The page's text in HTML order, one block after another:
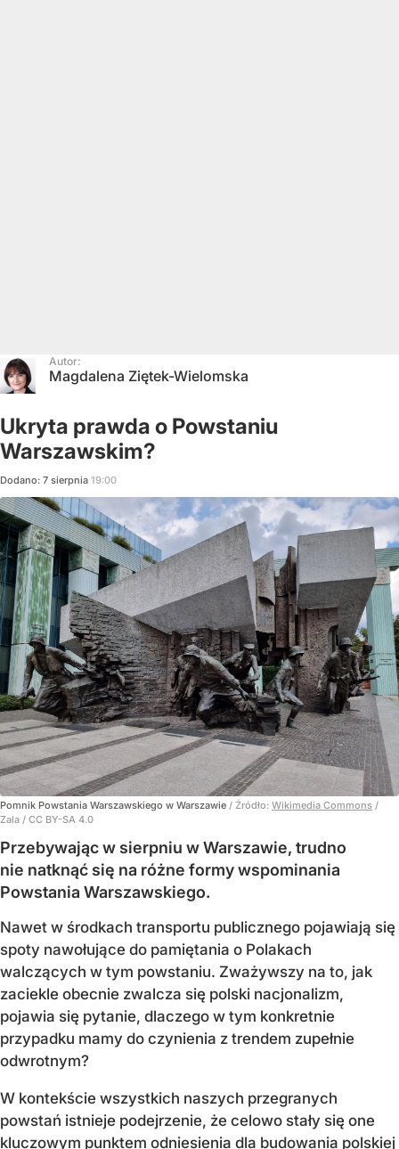
Autor:
Magdalena Ziętek-Wielomska
Ukryta prawda o Powstaniu
Warszawskim?
Dodano: 7 sierpnia 19:00
Pomnik Powstania Warszawskiego w Warszawie / Źródło: Wikimedia Commons /
Zala / CC BY-SA 4.0
Przebywając w sierpniu w Warszawie, trudno
nie natknąć się na różne formy wspominania
Powstania Warszawskiego.
Nawet w środkach transportu publicznego pojawiają się
spoty nawołujące do pamiętania o Polakach
walczących w tym powstaniu. Zważywszy na to, jak
zaciekle obecnie zwalcza się polski nacjonalizm,
pojawia się pytanie, dlaczego w tym konkretnie
przypadku mamy do czynienia z trendem zupełnie
odwrotnym?
W kontekście wszystkich naszych przegranych
powstań istnieje podejrzenie, że celowo stały się one
kluczowym punktem odniesienia dla budowania polskiej